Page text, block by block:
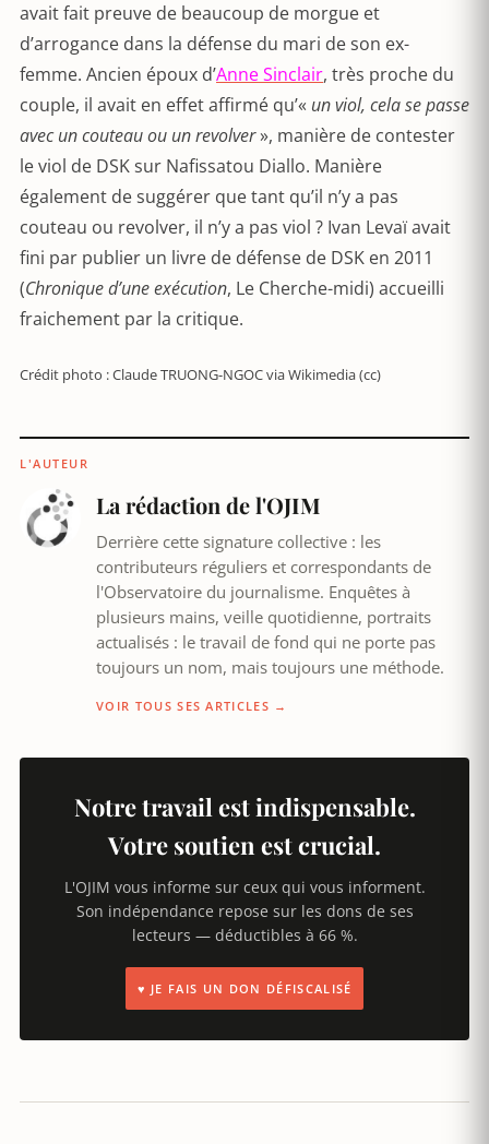
avait fait preuve de beaucoup de morgue et
d’arrogance dans la défense du mari de son ex-
femme. Ancien époux d’Anne Sinclair, très proche du
couple, il avait en effet affirmé qu’« un viol, cela se passe
avec un couteau ou un revolver», manière de contester
le viol de DSK sur Nafissatou Diallo. Manière
également de suggérer que tant qu’il n’y a pas
couteau ou revolver, il n’y a pas viol ? Ivan Levaï avait
fini par publier un livre de défense de DSK en 2011
(Chronique d’une exécution, Le Cherche-midi) accueilli
fraichement par la critique.
Crédit photo : Claude TRUONG-NGOC via Wikimedia (cc)
L'AUTEUR
La rédaction de l'OJIM
Derrière cette signature collective : les
contributeurs réguliers et correspondants de
l'Observatoire du journalisme. Enquêtes à
plusieurs mains, veille quotidienne, portraits
actualisés : le travail de fond qui ne porte pas
toujours un nom, mais toujours une méthode.
VOIR TOUS SES ARTICLES →
Notre travail est indispensable.
Votre soutien est crucial.
L'OJIM vous informe sur ceux qui vous informent.
Son indépendance repose sur les dons de ses
lecteurs — déductibles à 66 %.
♥ JE FAIS UN DON DÉFISCALISÉ